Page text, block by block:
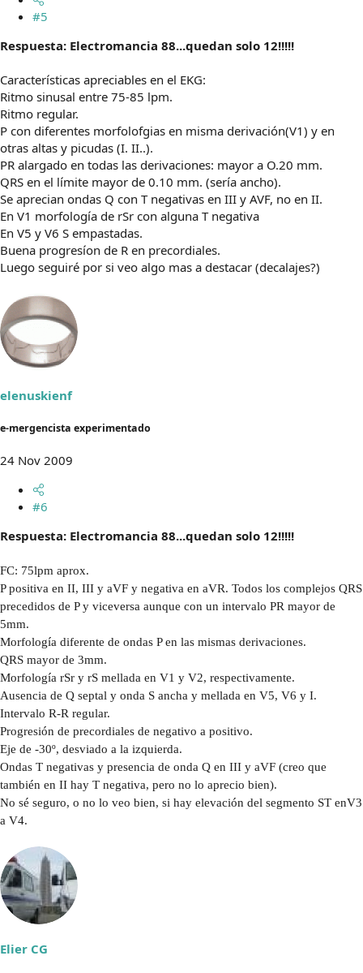
#5
Respuesta: Electromancia 88...quedan solo 12!!!!!
Características apreciables en el EKG:
Ritmo sinusal entre 75-85 lpm.
Ritmo regular.
P con diferentes morfolofgias en misma derivación(V1) y en
otras altas y picudas (I. II..).
PR alargado en todas las derivaciones: mayor a O.20 mm.
QRS en el límite mayor de 0.10 mm. (sería ancho).
Se aprecian ondas Q con T negativas en III y AVF, no en II.
En V1 morfología de rSr con alguna T negativa
En V5 y V6 S empastadas.
Buena progresíon de R en precordiales.
Luego seguiré por si veo algo mas a destacar (decalajes?)
elenuskienf
e-mergencista experimentado
24 Nov 2009
#6
Respuesta: Electromancia 88...quedan solo 12!!!!!
FC: 75lpm aprox.
P positiva en II, III y aVF y negativa en aVR. Todos los complejos QRS
precedidos de P y viceversa aunque con un intervalo PR mayor de
5mm.
Morfología diferente de ondas P en las mismas derivaciones.
QRS mayor de 3mm.
Morfología rSr y rS mellada en V1 y V2, respectivamente.
Ausencia de Q septal y onda S ancha y mellada en V5, V6 y I.
Intervalo R-R regular.
Progresión de precordiales de negativo a positivo.
Eje de -30º, desviado a la izquierda.
Ondas T negativas y presencia de onda Q en III y aVF (creo que
también en II hay T negativa, pero no lo aprecio bien).
No sé seguro, o no lo veo bien, si hay elevación del segmento ST enV3
a V4.
Elier CG